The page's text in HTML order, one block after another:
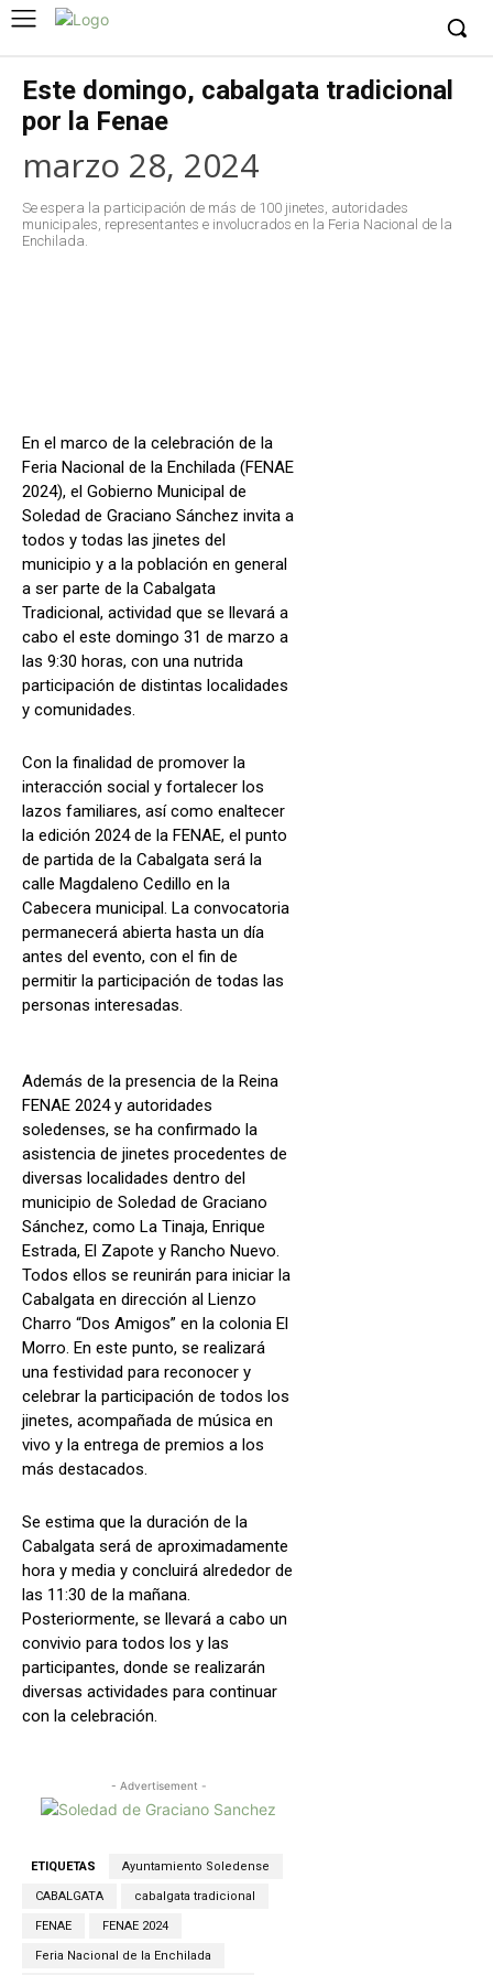
Este domingo, cabalgata tradicional
por la Fenae
marzo 28, 2024
Se espera la participación de más de 100 jinetes, autoridades
municipales, representantes e involucrados en la Feria Nacional de la
Enchilada.
En el marco de la celebración de la
Feria Nacional de la Enchilada (FENAE
2024), el Gobierno Municipal de
Soledad de Graciano Sánchez invita a
todos y todas las jinetes del
municipio y a la población en general
a ser parte de la Cabalgata
Tradicional, actividad que se llevará a
cabo el este domingo 31 de marzo a
las 9:30 horas, con una nutrida
participación de distintas localidades
y comunidades.
Con la finalidad de promover la
interacción social y fortalecer los
lazos familiares, así como enaltecer
la edición 2024 de la FENAE, el punto
de partida de la Cabalgata será la
calle Magdaleno Cedillo en la
Cabecera municipal. La convocatoria
permanecerá abierta hasta un día
antes del evento, con el fin de
permitir la participación de todas las
personas interesadas.
Además de la presencia de la Reina
FENAE 2024 y autoridades
soledenses, se ha confirmado la
asistencia de jinetes procedentes de
diversas localidades dentro del
municipio de Soledad de Graciano
Sánchez, como La Tinaja, Enrique
Estrada, El Zapote y Rancho Nuevo.
Todos ellos se reunirán para iniciar la
Cabalgata en dirección al Lienzo
Charro “Dos Amigos” en la colonia El
Morro. En este punto, se realizará
una festividad para reconocer y
celebrar la participación de todos los
jinetes, acompañada de música en
vivo y la entrega de premios a los
más destacados.
Se estima que la duración de la
Cabalgata será de aproximadamente
hora y media y concluirá alrededor de
las 11:30 de la mañana.
Posteriormente, se llevará a cabo un
convivio para todos los y las
participantes, donde se realizarán
diversas actividades para continuar
con la celebración.
- Advertisement -
ETIQUETAS Ayuntamiento Soledense
CABALGATA cabalgata tradicional
FENAE FENAE 2024
Feria Nacional de la Enchilada